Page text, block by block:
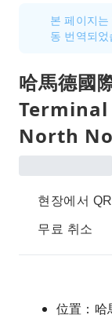
본 페이지
동 번역되었
哈馬德國
North
현장에서
무료 취소
位置：哈